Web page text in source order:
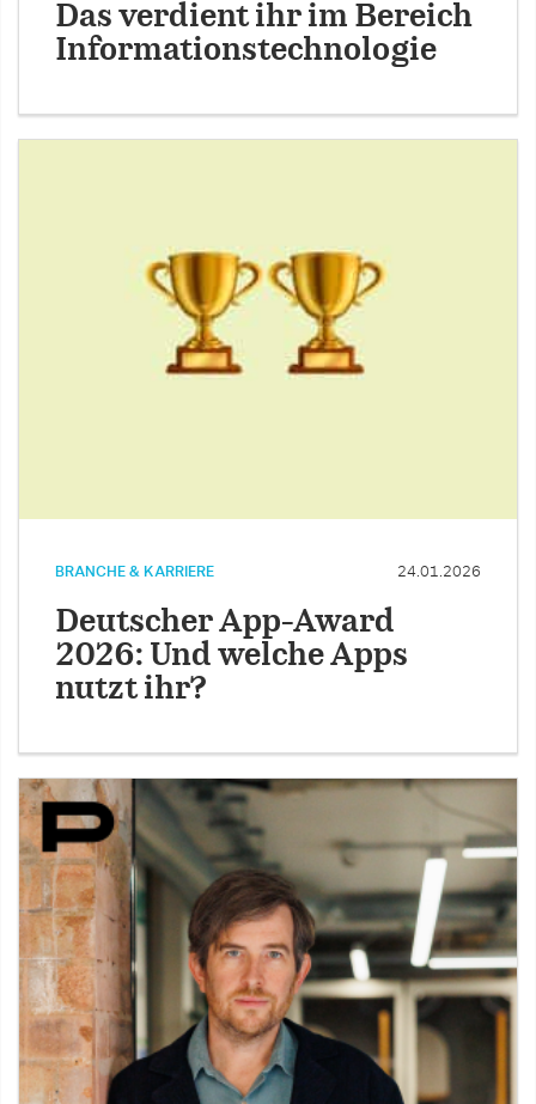
Das verdient ihr im Bereich
Informationstechnologie
BRANCHE & KARRIERE 24.01.2026
Deutscher App-Award
2026: Und welche Apps
nutzt ihr?